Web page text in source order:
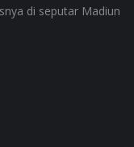
di seputar Madiun